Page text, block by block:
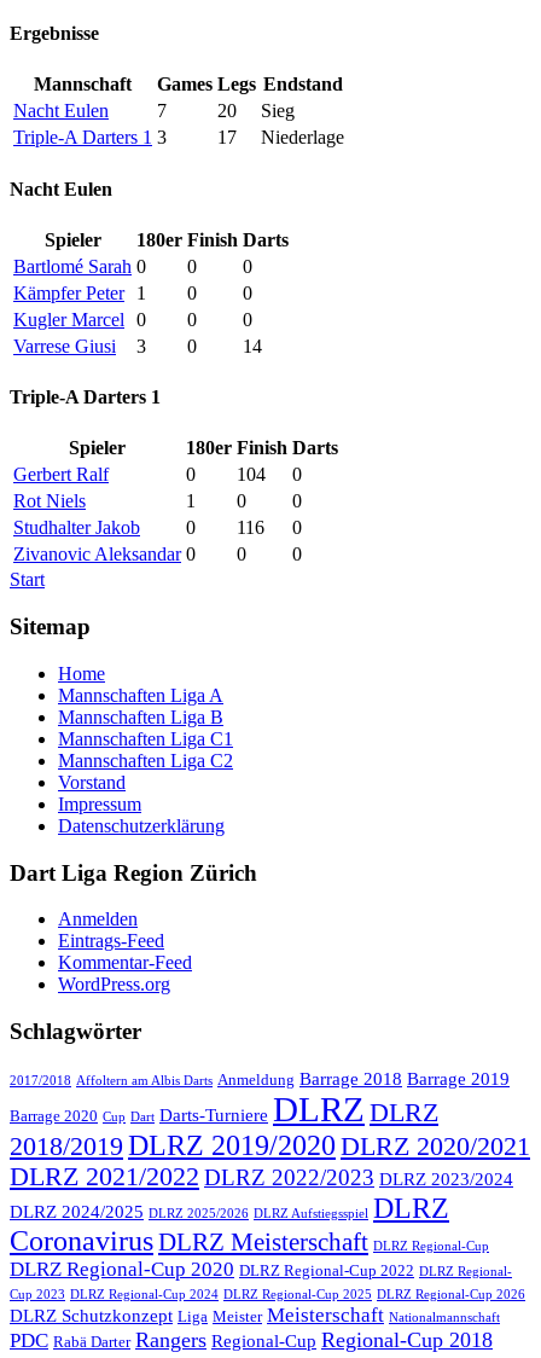
Ergebnisse
Mannschaft Games Legs Endstand
Nacht Eulen
7 20
Sieg
Triple-A Darters 1 3 17 Niederlage
Nacht Eulen
Spieler 180er Finish Darts
Bartlomé Sarah 0 0
0
Kämpfer Peter
1 0
0
Kugler Marcel
0 0
0
Varrese Giusi
3 0 14
Triple-A Darters 1
Spieler 180er Finish Darts
Gerbert Ralf
0 104
0
Rot Niels
1 0
0
Studhalter Jakob
0 116
0
Zivanovic Aleksandar 0 0
0
Start
Sitemap
Home
Mannschaften Liga A
Mannschaften Liga B
Mannschaften Liga C1
Mannschaften Liga C2
Vorstand
Impressum
Datenschutzerklärung
Dart Liga Region Zürich
Anmelden
Eintrags-Feed
Kommentar-Feed
WordPress.org
Schlagwörter
2017/2018 Affoltern am Albis Darts Anmeldung Barrage 2018 Barrage 2019
Barrage 2020 Cup Dart Darts-Turniere DLRZ DLRZ
2018/2019 DLRZ 2019/2020 DLRZ 2020/2021
DLRZ 2021/2022 DLRZ 2022/2023 DLRZ 2023/2024
DLRZ 2024/2025 DLRZ 2025/2026 DLRZ Aufstiegsspiel DLRZ
CoronavirusDLRZ Meisterschaft DLRZ Regional-Cup
DLRZ Regional-Cup 2020 DLRZ Regional-Cup 2022 DLRZ Regional-
Cup 2023 DLRZ Regional-Cup 2024 DLRZ Regional-Cup 2025 DLRZ Regional-Cup 2026
DLRZ Schutzkonzept Liga Meister Meisterschaft Nationalmannschaft
PDC Rabä Darter Rangers Regional-Cup Regional-Cup 2018